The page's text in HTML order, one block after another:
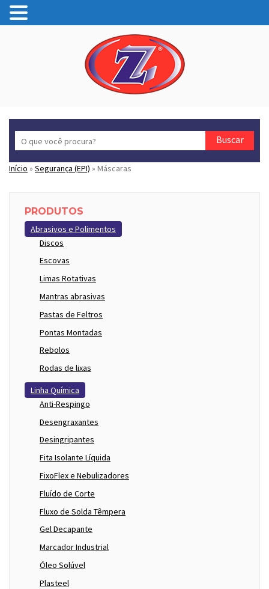
Search
for
Início » Segurança (EPI) » Máscaras
PRODUTOS
Abrasivos e Polimentos
Discos
Escovas
Limas Rotativas
Mantras abrasivas
Pastas de Feltros
Pontas Montadas
Rebolos
Rodas de lixas
Linha Química
Anti-Respingo
Desengraxantes
Desingripantes
Fita Isolante Líquida
FixoFlex e Nebulizadores
Fluído de Corte
Fluxo de Solda Têmpera
Gel Decapante
Marcador Industrial
Óleo Solúvel
Plasteel